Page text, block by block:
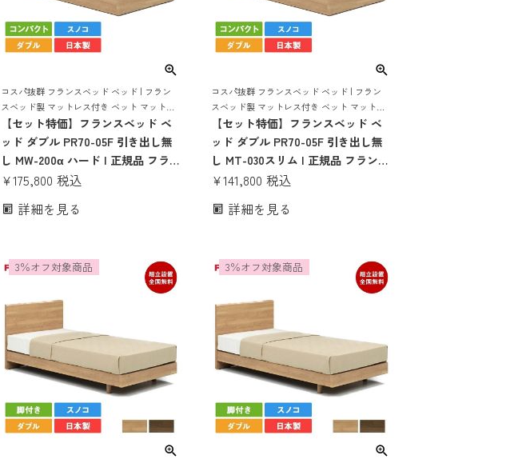
コスパ抜群 フランスベッド ベッド | フラン
スベッド製 マットレス付き ベット マットレ
ス 付き マットレスセット 70周年 スノコ す
のこ すのこベッド mw-200a かたい かため
腰痛 mh
【セット特価】フランスベッド ベ
ッド ダブル PR70-05F 引き出し無
し MW-200α ハード | 正規品 フラ
ンスベッド製 マットレス付き マッ
ベッド 日本製 pr70-05f 70周年 コ
¥175,800 税込
詳細を見る
コスパ抜群 フランスベッド ベッド | フラン
スベッド製 マットレス付き ベット マットレ
ス 付き マットレスセット 70周年 スノコ す
のこ 腰痛 薄い 薄型 17cm かたい かため ハー
【セット特価】フランスベッド ベ
ッド ダブル PR70-05F 引き出し無
し MT-030スリム | 正規品 フランス
ベッド製 マットレス付き マットレ
ド 日本製 pr70-05f 70周年 コンパ
¥141,800 税込
詳細を見る
3％オフ対象商品 3％オフ対象商品